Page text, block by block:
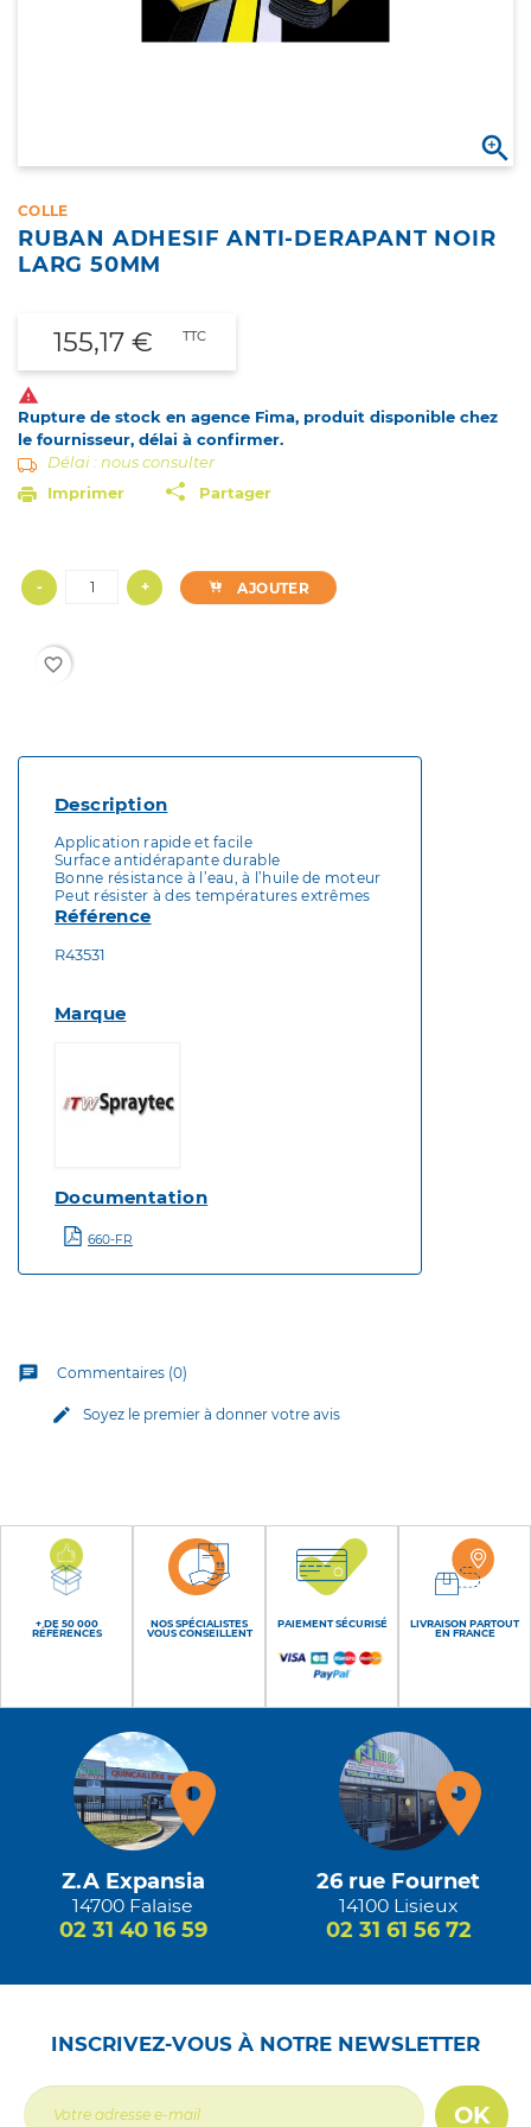

COLLE
RUBAN ADHESIF ANTI-DERAPANT NOIR
LARG 50MM
155,17 € TTC

Rupture de stock en agence Fima, produit disponible chez
le fournisseur, délai à confirmer.
Délai : nous consulter
Imprimer
Partager
- + AJOUTER
favorite_border
Description
Application rapide et facile
Surface antidérapante durable
Bonne résistance à l’eau, à l’huile de moteur
Peut résister à des températures extrêmes
Référence
R43531
Marque
Documentation
660-FR
chat Commentaires (0)
edit Soyez le premier à donner votre avis
+ DE 50 000
RÉFÉRENCES
NOS SPÉCIALISTES
VOUS CONSEILLENT
PAIEMENT SÉCURISÉ
LIVRAISON PARTOUT
EN FRANCE
Z.A Expansia
14700 Falaise
02 31 40 16 59
26 rue Fournet
14100 Lisieux
02 31 61 56 72
INSCRIVEZ-VOUS À NOTRE NEWSLETTER
OK